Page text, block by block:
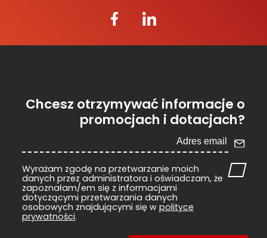
Chcesz otrzymywać informacje o
promocjach i dotacjach?
Wyrażam zgodę na przetwarzanie moich
danych przez administratora i oświadczam, że
zapoznałam/em się z informacjami
dotyczącymi przetwarzania danych
osobowych znajdującymi się w polityce
prywatności.